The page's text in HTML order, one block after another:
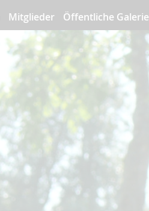
Mitglieder Öffentliche Galerie